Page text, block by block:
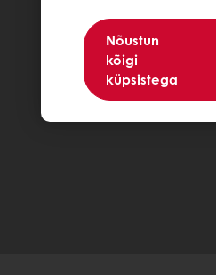
Nõustun
kõigi
küpsistega